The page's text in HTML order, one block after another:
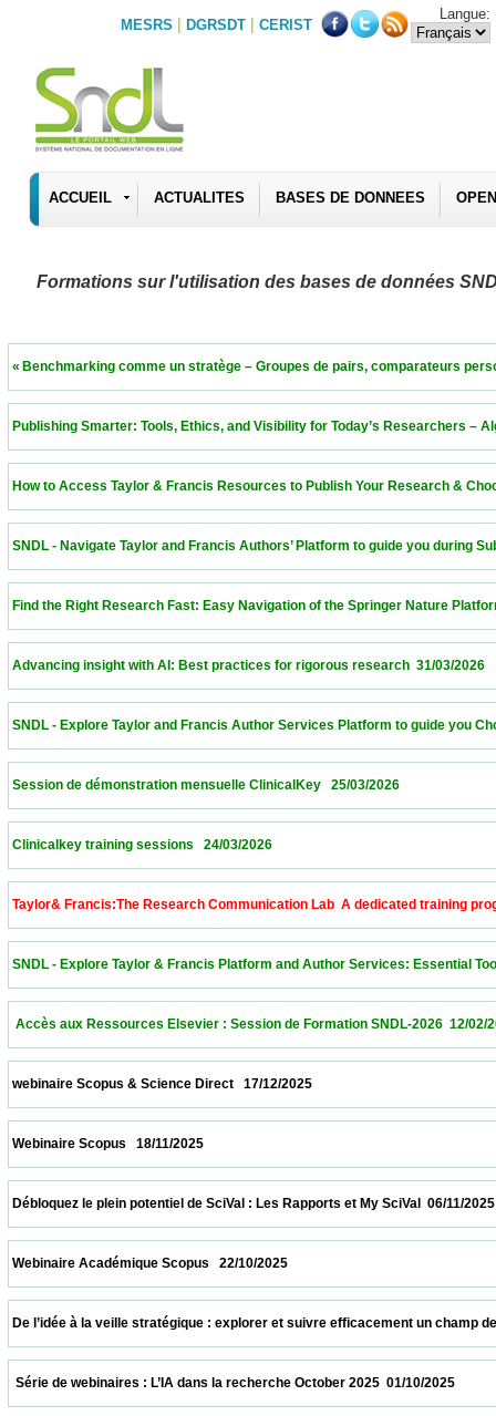
MESRS | DGRSDT | CERIST
Langue:
ACCUEIL ACTUALITES BASES DE DONNEES
Formations sur l'utilisation des bases de données
« Benchmarking comme un stratège – Groupes de pairs,
Publishing Smarter: Tools, Ethics, and Visibility for Today’s
How to Access Taylor & Francis Resources to Publish Your
SNDL - Navigate Taylor and Francis Authors’ Platform to guide you
Find the Right Research Fast: Easy Navigation of the Springer
Advancing insight with AI: Best practices for rigorous research
SNDL - Explore Taylor and Francis Author Services Platform to
Session de démonstration mensuelle ClinicalKey   25/03/2026
Clinicalkey training sessions   24/03/2026
Taylor& Francis:The Research Communication Lab  A dedicated
SNDL - Explore Taylor & Francis Platform and Author Services:
Accès aux Ressources Elsevier : Session de Formation SNDL-
webinaire Scopus & Science Direct   17/12/2025
Webinaire Scopus   18/11/2025
Débloquez le plein potentiel de SciVal : Les Rapports et My
Webinaire Académique Scopus   22/10/2025
De l’idée à la veille stratégique : explorer et suivre efficacement
Série de webinaires : L’IA dans la recherche October 2025  01/